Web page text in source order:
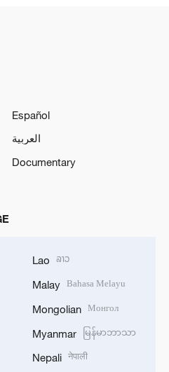
Español
العربية
Documentary
Lao ລາວ
Malay Bahasa Melayu
Mongolian Монгол
Myanmar မြန်မာဘာသာ
Nepali नेपाली